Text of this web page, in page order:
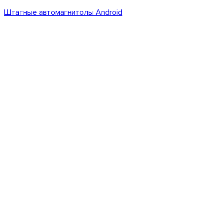
Штатные автомагнитолы Android